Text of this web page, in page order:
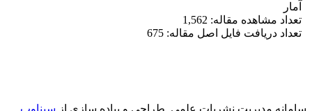
آمار
تعداد مشاهده مقاله: 1,562
تعداد دریافت فایل اصل مقاله: 675
سامانه مدیریت نشریات علمی. طراحی و پیاده سازی از سیناوب